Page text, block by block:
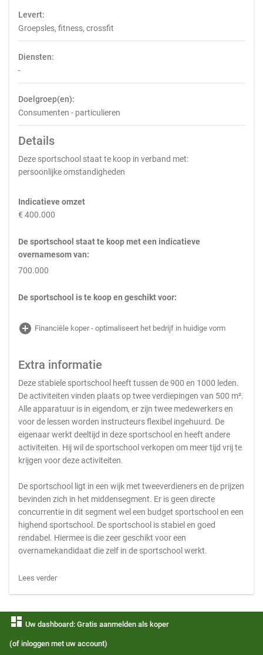
Levert:
Groepsles, fitness, crossfit
Diensten:
-
Doelgroep(en):
Consumenten - particulieren
Details
Deze sportschool staat te koop in verband met:
persoonlijke omstandigheden
Indicatieve omzet
€ 400.000
De sportschool staat te koop met een indicatieve
overnamesom van:
700.000
De sportschool is te koop en geschikt voor:
add_circle Financiële koper - optimaliseert het bedrijf in huidige vorm
Extra informatie
Deze stabiele sportschool heeft tussen de 900 en 1000 leden.
De activiteiten vinden plaats op twee verdiepingen van 500 m².
Alle apparatuur is in eigendom, er zijn twee medewerkers en
voor de lessen worden instructeurs flexibel ingehuurd. De
eigenaar werkt deeltijd in deze sportschool en heeft andere
activiteiten. Hij wil de sportschool verkopen om meer tijd vrij te
krijgen voor deze activiteiten.
De sportschool ligt in een wijk met tweeverdieners en de prijzen
bevinden zich in het middensegment. Er is geen directe
concurrentie in dit segment wel een budget sportschool en een
highend sportschool. De sportschool is stabiel en goed
rendabel. Hiermee is die zeer geschikt voor een
overnamekandidaat die zelf in de sportschool werkt.
Lees verder
dashboard Uw dashboard: Gratis aanmelden als koper
(of inloggen met uw account)